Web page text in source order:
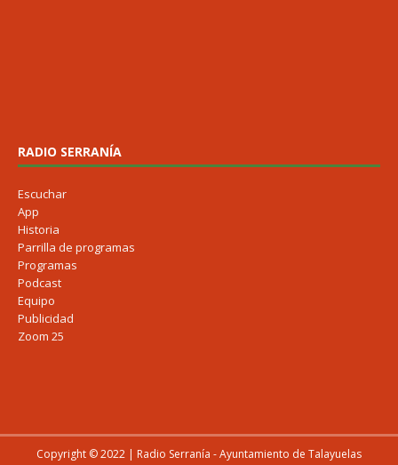
RADIO SERRANÍA
Escuchar
App
Historia
Parrilla de programas
Programas
Podcast
Equipo
Publicidad
Zoom 25
Copyright © 2022 | Radio Serranía - Ayuntamiento de Talayuelas